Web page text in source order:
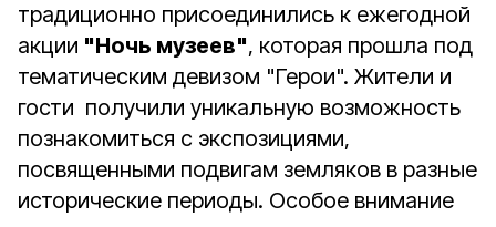
традиционно присоединились к ежегодной
акции "Ночь музеев", которая прошла под
тематическим девизом "Герои". Жители и
гости получили уникальную возможность
познакомиться с экспозициями,
посвященными подвигам земляков в разные
исторические периоды. Особое внимание